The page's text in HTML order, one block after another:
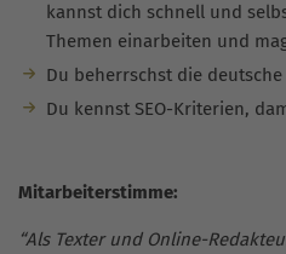
kannst dich schnell und
Themen einarbeiten und
Du beherrschst die
Du kennst SEO-Kriterien,
Mitarbeiterstimme:
“Als Texter und Online-